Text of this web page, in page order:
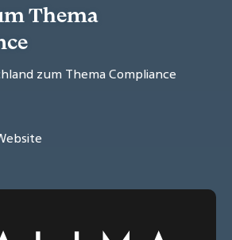
Thema
zum Thema Compliance